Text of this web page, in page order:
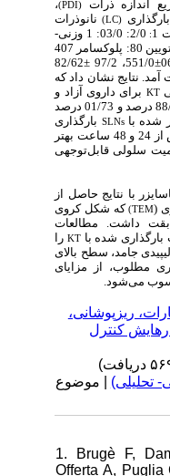
اندازه ذرات(PDI)
،
(LC)
نانوذرات
:
2/0: 03/0: 1 وزنی-
407
به ترتیب 8/4 ± 97/61 نانومتر، 06/0±551/0، 97/2 ±82/62
نتایج نشان داد که
KTبرای داروی آزاد و
به ترتیب 88/94 درصد و 01/73 درصد
با SLNsبارگذاری
نسبت به داروی آزاد پس از 24 و 48 ساعت بهتر
سلولی قابل‌توجهی
با نتایج حاصل از
(
TEM)
که شکل کروی
داشت. مطالعات
شده با
را
جامد،سطح بالای
مطلوب، از مزایای
می‌شود.
ریزپوشانی،
کنترل
| موضوع
1. Brugè F,
Offerta A,